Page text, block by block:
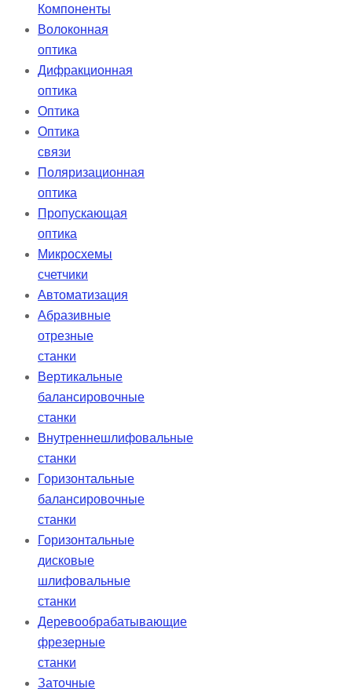
Компоненты
Волоконная
оптика
Дифракционная
оптика
Оптика
Оптика
связи
Поляризационная
оптика
Пропускающая
оптика
Микросхемы
счетчики
Автоматизация
Абразивные
отрезные
станки
Вертикальные
балансировочные
станки
Внутреннешлифовальные
станки
Горизонтальные
балансировочные
станки
Горизонтальные
дисковые
шлифовальные
станки
Деревообрабатывающие
фрезерные
станки
Заточные